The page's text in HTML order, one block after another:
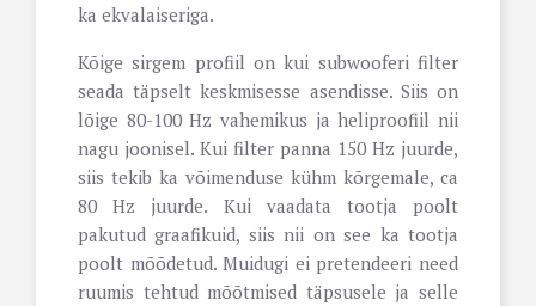
ka ekvalaiseriga.
Kõige sirgem profiil on kui subwooferi filter
seada täpselt keskmisesse asendisse. Siis on
lõige 80-100 Hz vahemikus ja heliproofiil nii
nagu joonisel. Kui filter panna 150 Hz juurde,
siis tekib ka võimenduse kühm kõrgemale, ca
80 Hz juurde. Kui vaadata tootja poolt
pakutud graafikuid, siis nii on see ka tootja
poolt mõõdetud. Muidugi ei pretendeeri need
ruumis tehtud mõõtmised täpsusele ja selle